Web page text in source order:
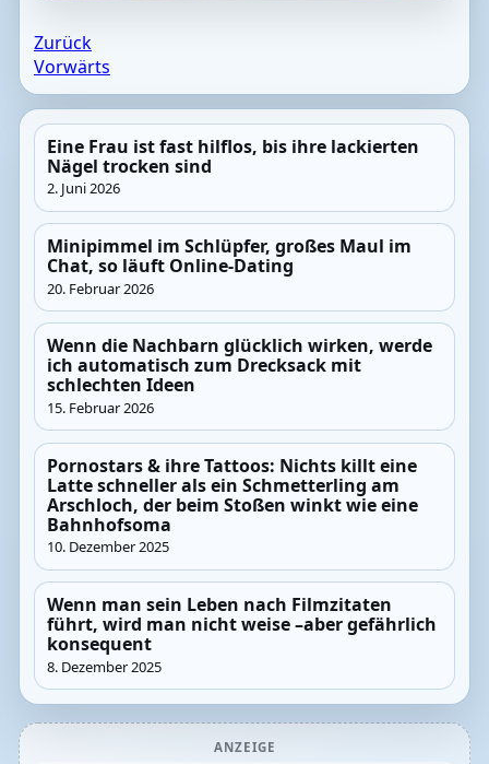
Zurück
Vorwärts
Eine Frau ist fast hilflos, bis ihre lackierten
Nägel trocken sind
2. Juni 2026
Minipimmel im Schlüpfer, großes Maul im
Chat, so läuft Online-Dating
20. Februar 2026
Wenn die Nachbarn glücklich wirken, werde
ich automatisch zum Drecksack mit
schlechten Ideen
15. Februar 2026
Pornostars & ihre Tattoos: Nichts killt eine
Latte schneller als ein Schmetterling am
Arschloch, der beim Stoßen winkt wie eine
Bahnhofsoma
10. Dezember 2025
Wenn man sein Leben nach Filmzitaten
führt, wird man nicht weise –aber gefährlich
konsequent
8. Dezember 2025
ANZEIGE